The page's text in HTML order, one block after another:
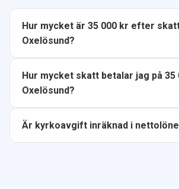
Hur mycket är 35 000 kr efter
Oxelösund?
Hur mycket skatt betalar jag på 35
Oxelösund?
Är kyrkoavgift inräknad i